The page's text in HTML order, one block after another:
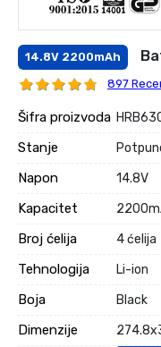
14.8V 2200mAh
897
Šifra proizvoda
Stanje
Napon 14.8V
Kapacitet
Broj ćelija 4 ćelija
Tehnologija Li-ion
Boja Black
Dimenzije